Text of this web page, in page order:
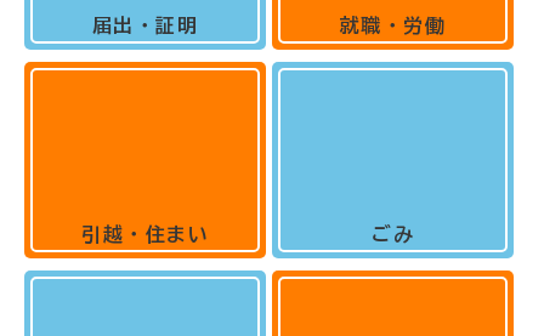
届出・証明
引越・住まい
就職・労働
ごみ